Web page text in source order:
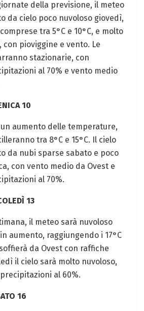
della previsione, il meteo
da cielo poco nuvoloso giovedì,
tra 5°C e 10°C, e molto
con pioviggine e vento. Le
stazionarie, con
al 70% e vento medio
10
un aumento delle temperature,
tra 8°C e 15°C. Il cielo
da nubi sparse sabato e poco
con vento medio da Ovest e
al 70%.
13
il meteo sarà nuvoloso
aumento, raggiungendo i 17°C
da Ovest con raffiche
il cielo sarà molto nuvoloso,
al 60%.
16